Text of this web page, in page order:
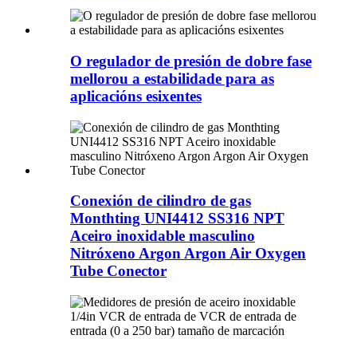
O regulador de presión de dobre fase
mellorou a estabilidade para as
aplicacións esixentes
Conexión de cilindro de gas
Monthting UNI4412 SS316 NPT
Aceiro inoxidable masculino
Nitróxeno Argon Argon Air Oxygen
Tube Conector